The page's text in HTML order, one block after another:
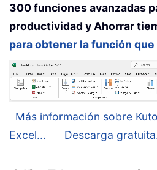
300 funciones avanzadas
productividad y Ahorrar
para obtener la función
Más información sobre
Excel...
Descarga